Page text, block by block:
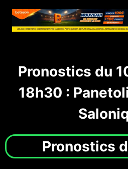
Pronostics du
18h30 :
Pronostics